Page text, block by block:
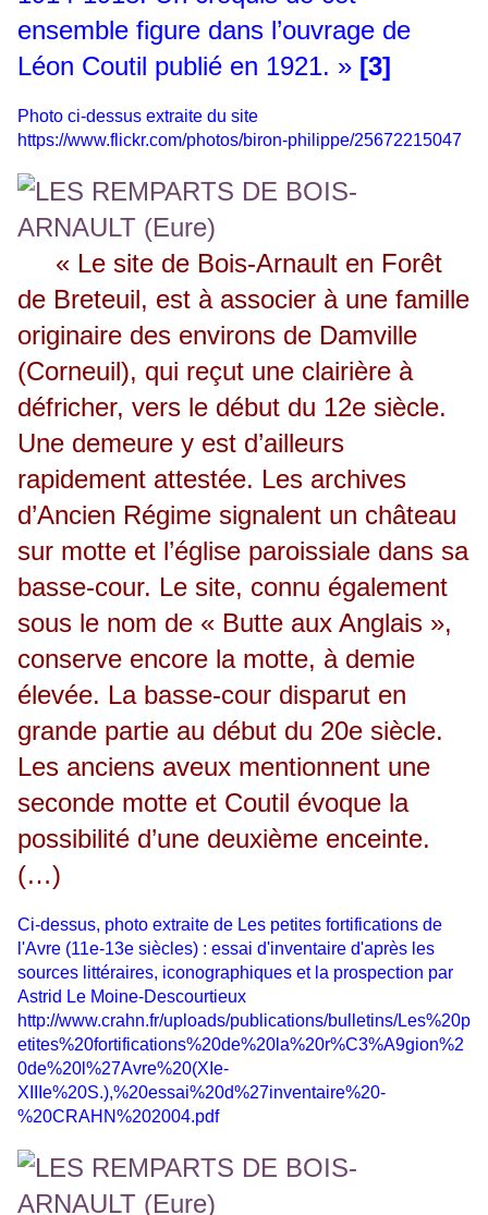
ensemble figure dans l’ouvrage de
Léon Coutil publié en 1921. » [3]
Photo ci-dessus extraite du site
https://www.flickr.com/photos/biron-philippe/25672215047
« Le site de Bois-Arnault en Forêt
de Breteuil, est à associer à une famille
originaire des environs de Damville
(Corneuil), qui reçut une clairière à
défricher, vers le début du 12e siècle.
Une demeure y est d’ailleurs
rapidement attestée. Les archives
d’Ancien Régime signalent un château
sur motte et l’église paroissiale dans sa
basse-cour. Le site, connu également
sous le nom de « Butte aux Anglais »,
conserve encore la motte, à demie
élevée. La basse-cour disparut en
grande partie au début du 20e siècle.
Les anciens aveux mentionnent une
seconde motte et Coutil évoque la
possibilité d’une deuxième enceinte.
(…)
Ci-dessus, photo extraite de Les petites fortifications de
l'Avre (11e-13e siècles) : essai d'inventaire d'après les
sources littéraires, iconographiques et la prospection par
Astrid Le Moine-Descourtieux
http://www.crahn.fr/uploads/publications/bulletins/Les%20p
etites%20fortifications%20de%20la%20r%C3%A9gion%2
0de%20l%27Avre%20(XIe-
XIIIe%20S.),%20essai%20d%27inventaire%20-
%20CRAHN%202004.pdf